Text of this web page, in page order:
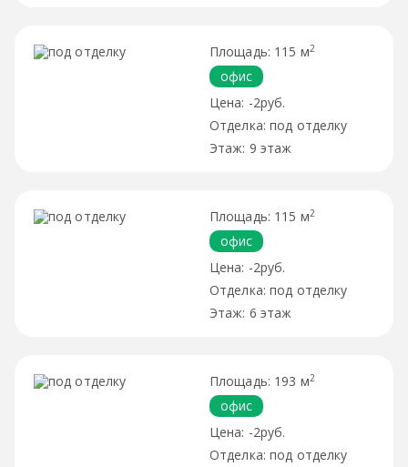
115 м2
офис
-2руб.
под отделку
9 этаж
115 м2
офис
-2руб.
под отделку
6 этаж
193 м2
офис
-2руб.
под отделку